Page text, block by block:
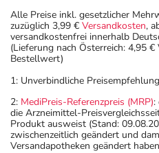
Alle Preise inkl. gesetzlicher
zuzüglich 3,99 € Versandkosten,
versandkostenfrei innerhalb
(Lieferung nach Österreich: 4,95
Bestellwert)
1: Unverbindliche
2: MediPreis-Referenzpreis (MRP):
die Arzneimittel-
Produkt ausweist (Stand:
zwischenzeitlich geändert und
Versandapotheken geändert